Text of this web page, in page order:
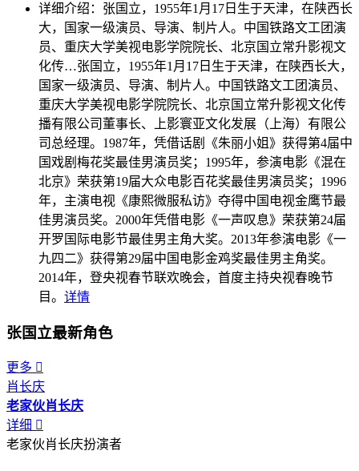
详细介绍： 张国立，1955年1月17日生于天津，在陕西长
大，国家一级演员、导演、制片人。中国铁路文工团演
员、重庆大学美视电影学院院长、北京国立常升影视文
化传…张国立，1955年1月17日生于天津，在陕西长大，
国家一级演员、导演、制片人。中国铁路文工团演员、
重庆大学美视电影学院院长、北京国立常升影视文化传
播有限公司董事长、上影寰亚文化发展（上海）有限公
司总经理。1987年，凭借话剧《朱丽小姐》获得第4届中
国戏剧梅花奖最佳男演员奖；1995年，参演电影《混在
北京》荣获第19届大众电影百花奖最佳男演员奖；1996
年，主演电视《康熙微服私访》夺得中国电视金鹰节最
佳男演员奖。2000年凭借电影《一声叹息》荣获第24届
开罗国际电影节最佳男主角大奖。2013年参演电影《一
九四二》获得第29届中国电影金鸡奖最佳男主角奖。
2014年，登央视春节联欢晚会，首度主持央视春晚节
目。 详情
张国立最新角色
更多 
肖长庆
老家伙肖长庆
详细 
老家伙肖长庆扮演者